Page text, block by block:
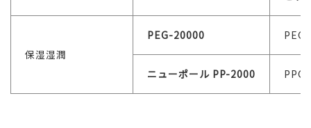
保湿湿潤
PEG-20000
ニューポール PP-2000